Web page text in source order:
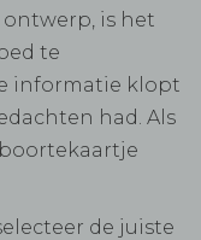
is het
te
informatie klopt
had. Als
de juiste